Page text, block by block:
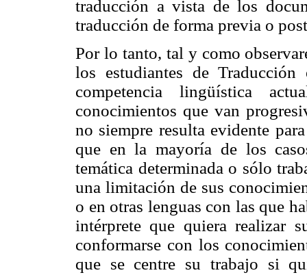
traducción a vista de los
traducción de forma previa o
Por lo tanto, tal y como
los estudiantes de
competencia lingüística
conocimientos que van
no siempre resulta evidente
que en la mayoría de los
temática determinada o sólo
una limitación de sus
o en otras lenguas con las que
intérprete que quiera realizar
conformarse con los
que se centre su trabajo si